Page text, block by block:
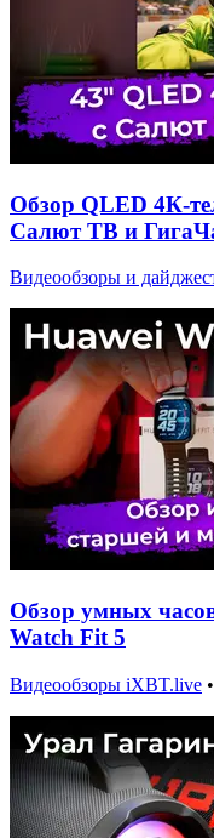
Обзор QLED 4К-
Салют ТВ и
Видеообзоры и
Обзор умных
Watch Fit 5
Видеообзоры iXBT.live •